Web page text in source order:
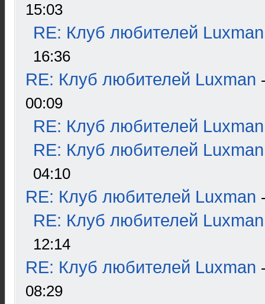
15:03
RE: Клуб любителей Luxman
16:36
RE: Клуб любителей Luxman
00:09
RE: Клуб любителей Luxman
RE: Клуб любителей Luxman
04:10
RE: Клуб любителей Luxman
RE: Клуб любителей Luxman
12:14
RE: Клуб любителей Luxman
08:29